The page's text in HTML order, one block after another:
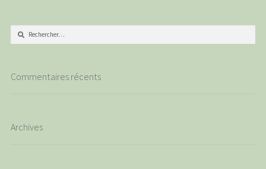
Rechercher :
Commentaires récents
Archives